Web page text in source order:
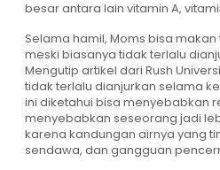
besar antara lain vitamin A,
Selama hamil, Moms bisa
meski biasanya tidak terlalu
Mengutip artikel dari Rush
tidak terlalu dianjurkan selama
ini diketahui bisa menyebabkan
menyebabkan seseorang jadi
karena kandungan airnya yang
sendawa, dan gangguan